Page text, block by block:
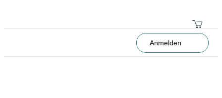
Anmelden